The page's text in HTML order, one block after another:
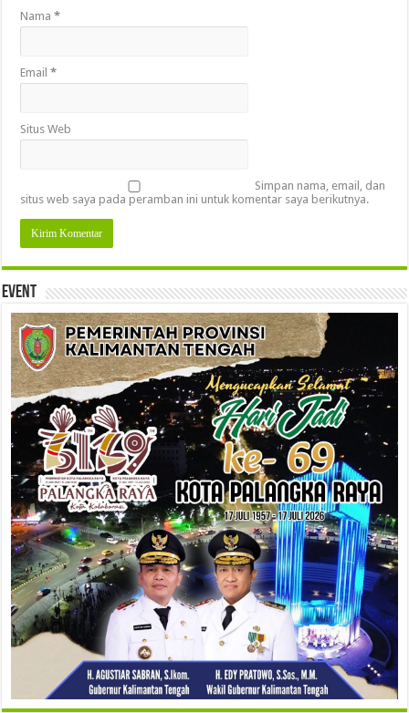
Nama*
Email*
Situs Web
Simpan nama, email, dan
situs web saya pada peramban ini untuk komentar saya berikutnya.
Event